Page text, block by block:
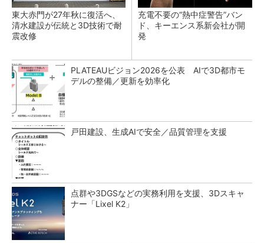
東大赤門が27年秋に復活へ、
清水建設が伝統と3D技術で耐
震改修
充電不要の“熱中症警告”バン
ド、キーエンス系新会社が開
発
PLATEAUビジョン2026を公表 AIで3D都市モ
デルの整備／更新を効率化
戸田建設、生成AIで安全／品質管理を支援
点群や3DGSなどの実務利用を支援、3Dスキャ
ナー「Lixel K2」